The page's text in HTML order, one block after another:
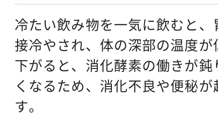
冷たい飲み物を一気に飲むと
接冷やされ、体の深部の温度
下がると、消化酵素の働きが
くなるため、消化不良や便秘
す。